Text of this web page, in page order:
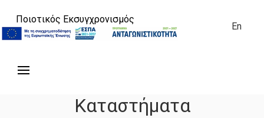
Ποιοτικός Εκσυγχρονισμός
En
Καταστήματα